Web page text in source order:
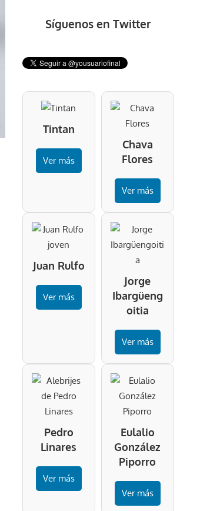
Síguenos en Twitter
Tintan
Ver más
Chava
Flores
Ver más
Juan Rulfo
Ver más
Jorge
Ibargüeng
oitia
Ver más
Pedro
Linares
Ver más
Eulalio
González
Piporro
Ver más